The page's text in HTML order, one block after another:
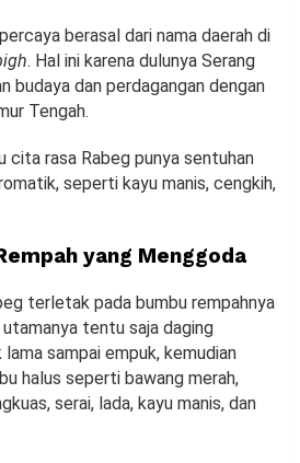
berasal dari nama daerah di
. Hal ini karena dulunya Serang
budaya dan perdagangan dengan
Tengah.
cita rasa Rabeg punya sentuhan
seperti kayu manis, cengkih,
yang Menggoda
terletak pada bumbu rempahnya
utamanya tentu saja daging
sampai empuk, kemudian
halus seperti bawang merah,
serai, lada, kayu manis, dan